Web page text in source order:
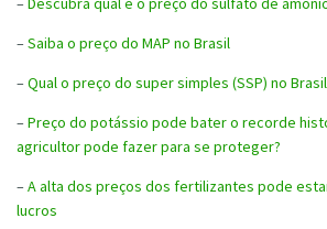
–Saiba o preço do MAP no Brasil
–Qual o preço do super simples (SSP) no
–Preço do potássio pode bater o recorde
agricultor pode fazer para se proteger?
–A alta dos preços dos fertilizantes pode
lucros